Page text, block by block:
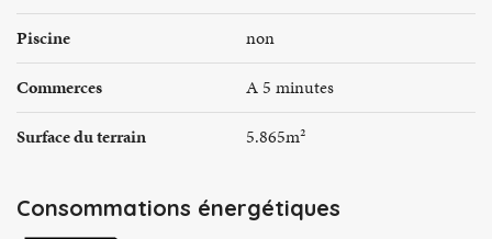
Piscine
non
Commerces
A 5 minutes
Surface du terrain
5.865m²
Consommations énergétiques